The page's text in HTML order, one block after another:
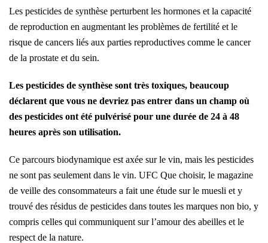
Les pesticides de synthèse perturbent les hormones et la capacité
de reproduction en augmentant les problèmes de fertilité et le
risque de cancers liés aux parties reproductives comme le cancer
de la prostate et du sein.
Les pesticides de synthèse sont très toxiques, beaucoup
déclarent que vous ne devriez pas entrer dans un champ où
des pesticides ont été pulvérisé pour une durée de 24 à 48
heures après son utilisation.
Ce parcours biodynamique est axée sur le vin, mais les pesticides
ne sont pas seulement dans le vin. UFC Que choisir, le magazine
de veille des consommateurs a fait une étude sur le muesli et y
trouvé des résidus de pesticides dans toutes les marques non bio, y
compris celles qui communiquent sur l’amour des abeilles et le
respect de la nature.